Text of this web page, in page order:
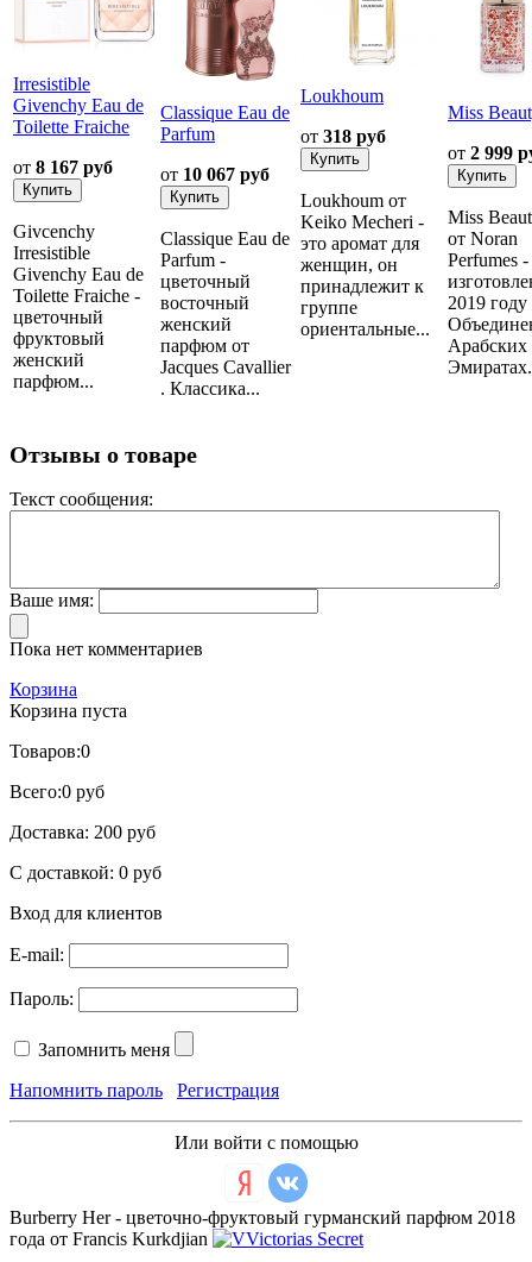
Irresistible
Givenchy Eau de
Toilette Fraiche
от 8 167 руб
Givcenchy
Irresistible
Givenchy Eau de
Toilette Fraiche -
цветочный
фруктовый
женский
парфюм...
Classique Eau de
Parfum
от 10 067 руб
Classique Eau de
Parfum -
цветочный
восточный
женский
парфюм от
Jacques Cavallier
. Классика...
Loukhoum
от 318 руб
Loukhoum от
Keiko Mecheri -
это аромат для
женщин, он
принадлежит к
группе
ориентальные...
Miss
от 2 999
Miss
от Noran
Perfumes -
2019 году
Арабских
Отзывы о товаре
Текст сообщения:
Ваше имя:
Пока нет комментариев
Корзина
Корзина пуста
Товаров:0
Всего:0 руб
Доставка: 200 руб
С доставкой: 0 руб
Вход для клиентов
E-mail:
Пароль:
Запомнить меня
Напомнить пароль
Регистрация
Или войти с помощью
Burberry Her - цветочно-фруктовый гурманский парфюм 2018
года от Francis Kurkdjian